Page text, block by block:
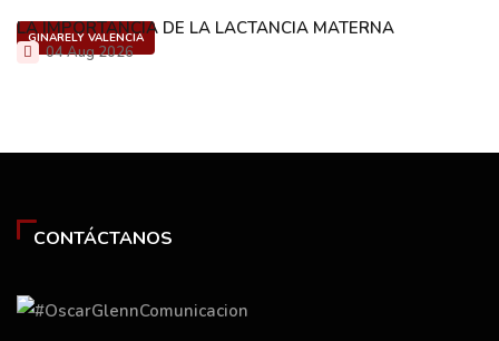
GINARELY VALENCIA
LA IMPORTANCIA DE LA LACTANCIA MATERNA
04 Aug 2026
CONTÁCTANOS